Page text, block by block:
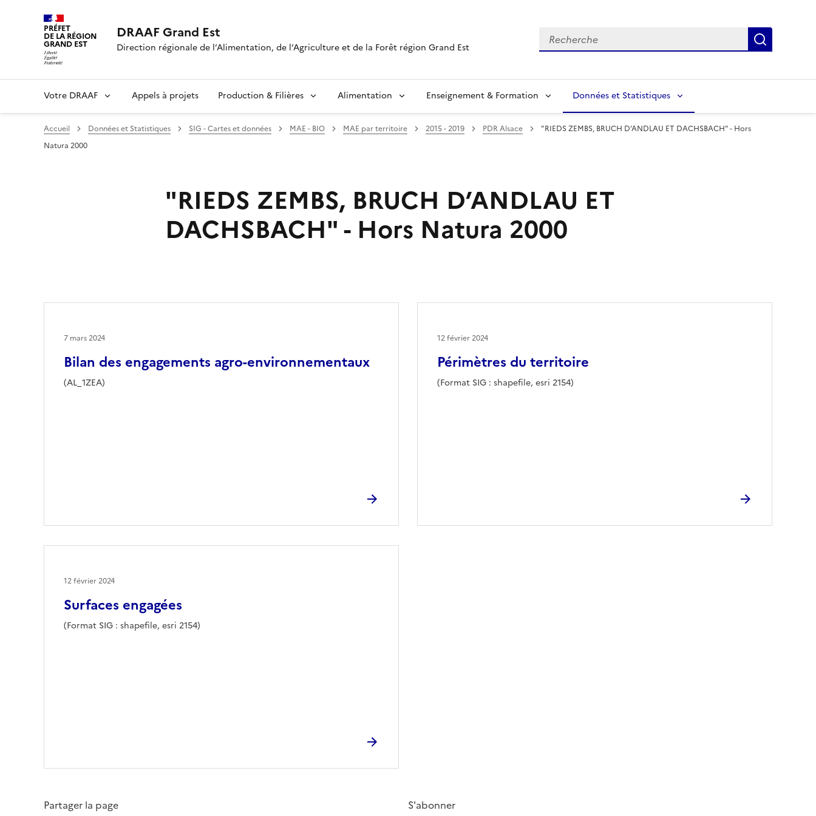
PRÉFET
DE LA RÉGION
GRAND EST
DRAAF Grand Est
Direction régionale de l’Alimentation, de l’Agriculture et de la Forêt région Grand Est
Recherche
Votre DRAAF Appels à projets Production & Filières Alimentation Enseignement & Formation Données et Statistiques
Accueil Données et Statistiques SIG - Cartes et données MAE - BIO MAE par territoire 2015 - 2019 PDR Alsace
"RIEDS ZEMBS, BRUCH D’ANDLAU ET DACHSBACH" - Hors
Natura 2000
"RIEDS ZEMBS, BRUCH D’ANDLAU ET
DACHSBACH" - Hors Natura 2000
Bilan des engagements agro-environnementaux
(AL_1ZEA)
7 mars 2024
Périmètres du territoire
(Format SIG : shapefile, esri 2154)
12 février 2024
Surfaces engagées
(Format SIG : shapefile, esri 2154)
12 février 2024
Partager la page S'abonner